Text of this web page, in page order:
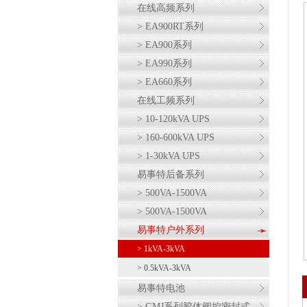
在线高频系列
> EA900RT系列
> EA900系列
> EA990系列
> EA660系列
在线工频系列
> 10-120kVA UPS
> 160-600kVA UPS
> 1-30kVA UPS
易事特后备系列
> 500VA-1500VA
> 500VA-1500VA
易事特户外系列
> 1kVA-3kVA
> 0.5kVA-3kVA
易事特电池